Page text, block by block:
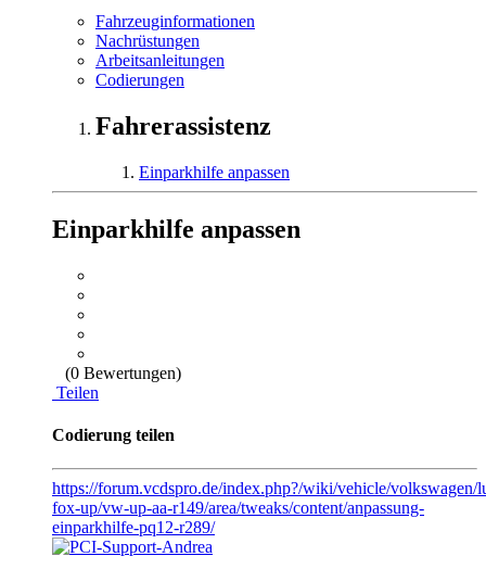
Fahrzeuginformationen
Nachrüstungen
Arbeitsanleitungen
Codierungen
Fahrerassistenz
Einparkhilfe anpassen
Einparkhilfe anpassen
(0 Bewertungen)
Teilen
Codierung teilen
https://forum.vcdspro.de/index.php?/wiki/vehicle/volkswagen/
fox-up/vw-up-aa-r149/area/tweaks/content/anpassung-
einparkhilfe-pq12-r289/